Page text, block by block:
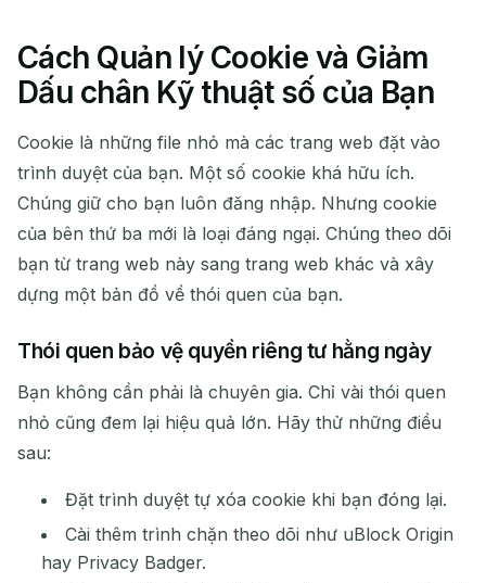
Cách Quản lý Cookie và Giảm
Dấu chân Kỹ thuật số của Bạn
Cookie là những file nhỏ mà các trang web đặt vào
trình duyệt của bạn. Một số cookie khá hữu ích.
Chúng giữ cho bạn luôn đăng nhập. Nhưng cookie
của bên thứ ba mới là loại đáng ngại. Chúng theo dõi
bạn từ trang web này sang trang web khác và xây
dựng một bản đồ về thói quen của bạn.
Thói quen bảo vệ quyền riêng tư hằng ngày
Bạn không cần phải là chuyên gia. Chỉ vài thói quen
nhỏ cũng đem lại hiệu quả lớn. Hãy thử những điều
sau:
Đặt trình duyệt tự xóa cookie khi bạn đóng lại.
Cài thêm trình chặn theo dõi như uBlock Origin
hay Privacy Badger.